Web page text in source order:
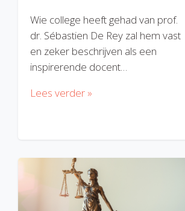
Wie college heeft gehad van prof.
dr. Sébastien De Rey zal hem vast
en zeker beschrijven als een
inspirerende docent…
Lees verder »